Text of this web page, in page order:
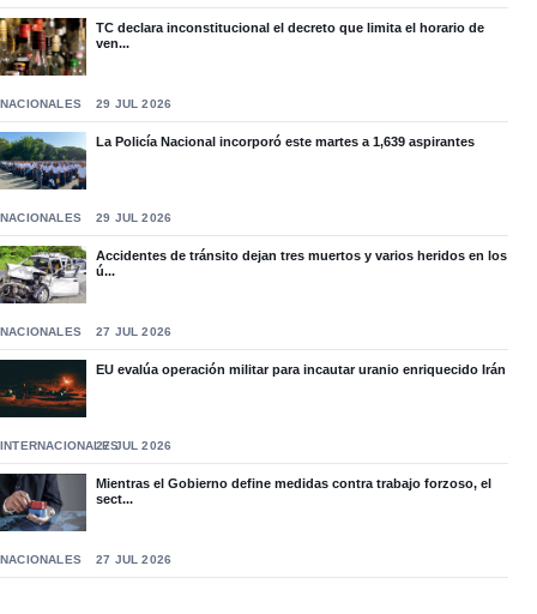
TC declara inconstitucional el decreto que limita el horario de
ven...
NACIONALES 29 JUL 2026
La Policía Nacional incorporó este martes a 1,639 aspirantes
NACIONALES 29 JUL 2026
Accidentes de tránsito dejan tres muertos y varios heridos en los
ú...
NACIONALES 27 JUL 2026
EU evalúa operación militar para incautar uranio enriquecido Irán
INTERNACIONALES27 JUL 2026
Mientras el Gobierno define medidas contra trabajo forzoso, el
sect...
NACIONALES 27 JUL 2026